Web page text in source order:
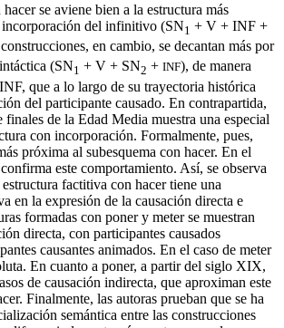
hacerse aviene bien a la estructura más
incorporación del infinitivo (SN1 + V + INF +
en cambio, se decantan más por
(SN1 + V + SN2 + INF), de manera
INF, que a lo largo de su trayectoria histórica
del participante causado. En contrapartida,
finales de la Edad Media muestra una especial
con incorporación. Formalmente, pues,
próxima al subesquema con hacer. En el
este comportamiento. Así, se observa
factitiva con hacertiene una
en la expresión de la causación directa e
formadas con ponery meterse muestran
directa, con participantes causados
causantes animados. En el caso de meter
En cuanto a poner, a partir del siglo XIX,
de causación indirecta, que aproximan este
Finalmente, las autoras prueban que se ha
semántica entre las construcciones